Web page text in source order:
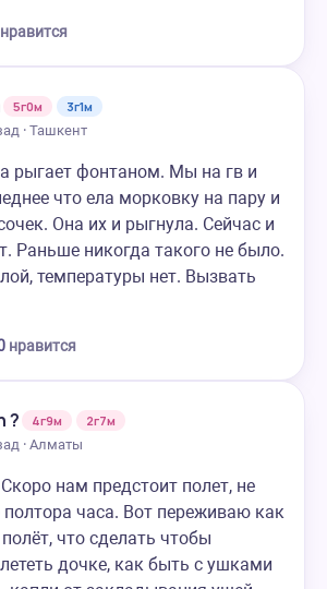
нравится
5г0м
3г1м
· Ташкент
рыгает фонтаном. Мы на гв и
что ела морковку на пару и
Она их и рыгнула. Сейчас и
Раньше никогда такого не было.
температуры нет. Вызвать
нравится
? 4г9м
2г7м
· Алматы
нам предстоит полет, не
полтора часа. Вот переживаю как
что сделать чтобы
дочке, как быть с ушками